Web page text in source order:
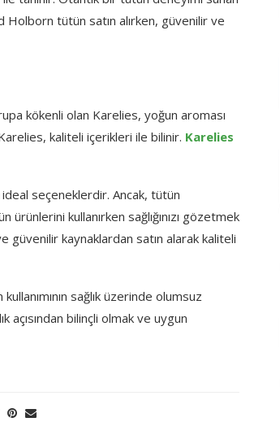
tütün satın alırken, güvenilir ve
kökenli olan Karelies, yoğun aroması
kaliteli içerikleri ile bilinir. Karelies
seçeneklerdir. Ancak, tütün
ürünlerini kullanırken sağlığınızı gözetmek
kaynaklardan satın alarak kaliteli
sağlık üzerinde olumsuz
bilinçli olmak ve uygun